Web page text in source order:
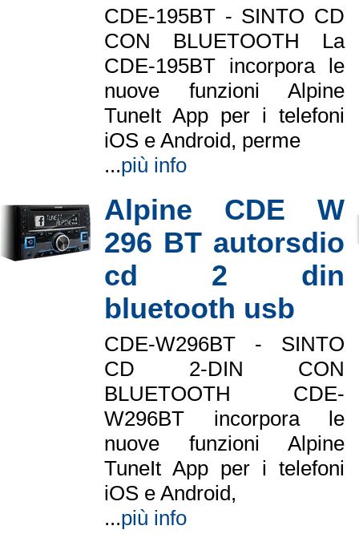
CDE-195BT - SINTO CD
CON BLUETOOTH La
CDE-195BT incorpora le
nuove funzioni Alpine
TuneIt App per i telefoni
iOS e Android, perme
...più info
Alpine CDE W
296 BT autorsdio
cd 2 din
bluetooth usb
CDE-W296BT - SINTO
CD 2-DIN CON
BLUETOOTH CDE-
W296BT incorpora le
nuove funzioni Alpine
TuneIt App per i telefoni
iOS e Android,
...più info